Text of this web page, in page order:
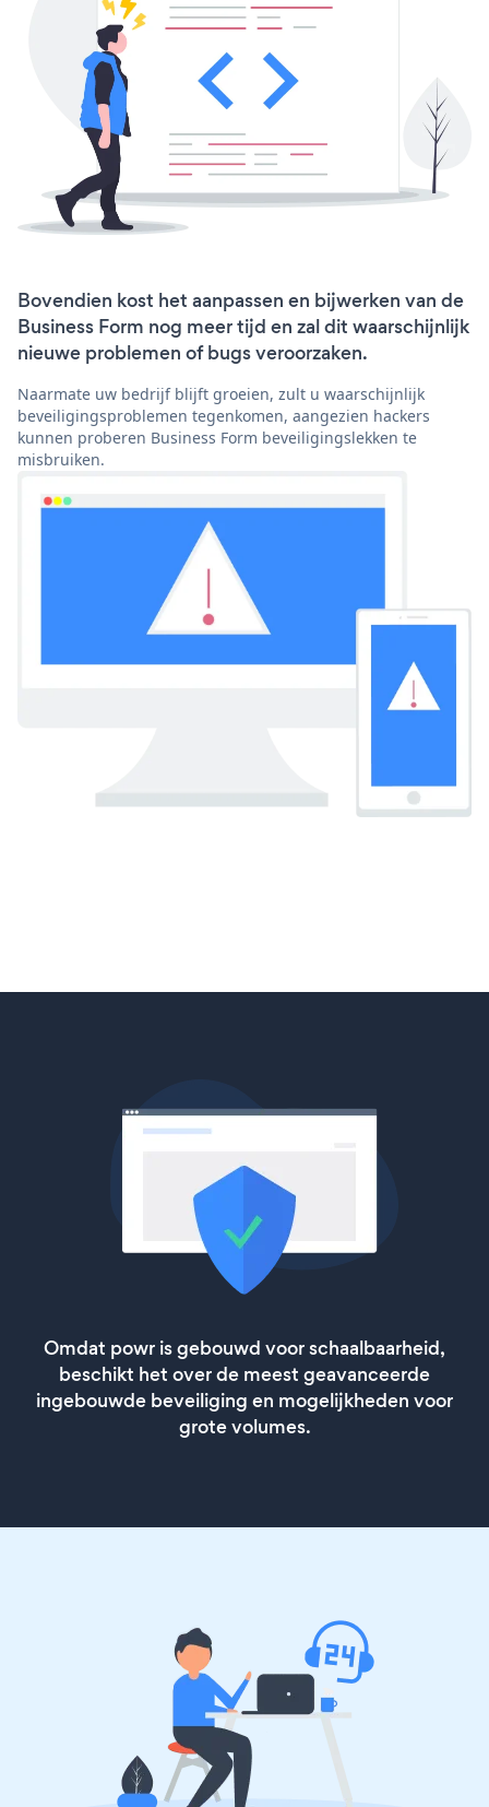
Bovendien kost het aanpassen en bijwerken van de
Business Form nog meer tijd en zal dit waarschijnlijk
nieuwe problemen of bugs veroorzaken.
Naarmate uw bedrijf blijft groeien, zult u waarschijnlijk
beveiligingsproblemen tegenkomen, aangezien hackers
kunnen proberen Business Form beveiligingslekken te
misbruiken.
Omdat powr is gebouwd voor schaalbaarheid,
beschikt het over de meest geavanceerde
ingebouwde beveiliging en mogelijkheden voor
grote volumes.